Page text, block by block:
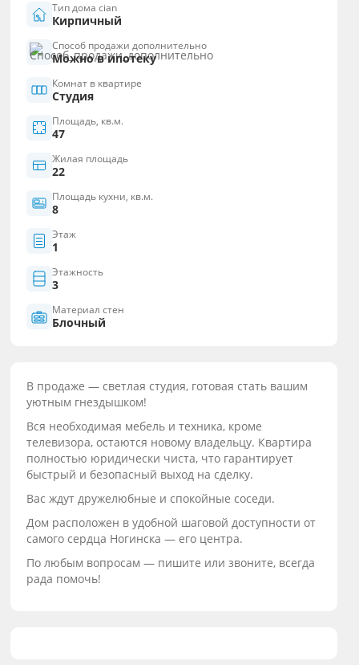
Тип дома cian
Кирпичный
Способ продажи дополнительно
Можно в ипотеку
Комнат в квартире
Студия
Площадь, кв.м.
47
Жилая площадь
22
Площадь кухни, кв.м.
8
Этаж
1
Этажность
3
Материал стен
Блочный
В продаже — светлая студия, готовая стать вашим
уютным гнездышком!
Вся необходимая мебель и техника, кроме
телевизора, остаются новому владельцу. Квартира
полностью юридически чиста, что гарантирует
быстрый и безопасный выход на сделку.
Вас ждут дружелюбные и спокойные соседи.
Дом расположен в удобной шаговой доступности от
самого сердца Ногинска — его центра.
По любым вопросам — пишите или звоните, всегда
рада помочь!